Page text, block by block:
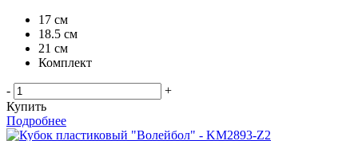
17 см
18.5 см
21 см
Комплект
-
+
Купить
Подробнее